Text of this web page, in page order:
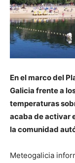
En el marco del
Galicia frente a
temperaturas
acaba de activar
la comunidad
Meteogalicia